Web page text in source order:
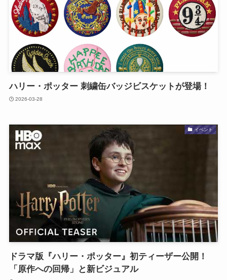
ハリー・ポッター 刺繍缶バッジビスケットが登場！
2026-03-28
イベント
ドラマ版『ハリー・ポッター』初ティーザー公開！
「原作への回帰」と新ビジュアル